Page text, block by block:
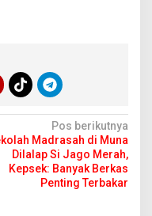
Pos berikutnya
Madrasah di Muna
Dilalap Si Jago Merah,
Kepsek: Banyak Berkas
Penting Terbakar